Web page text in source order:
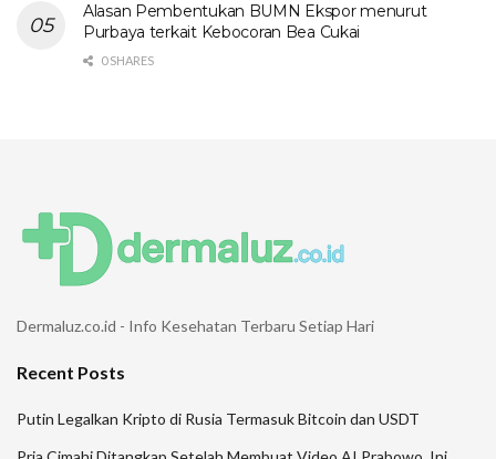
Alasan Pembentukan BUMN Ekspor menurut
Purbaya terkait Kebocoran Bea Cukai
0 SHARES
Dermaluz.co.id - Info Kesehatan Terbaru Setiap Hari
Recent Posts
Putin Legalkan Kripto di Rusia Termasuk Bitcoin dan USDT